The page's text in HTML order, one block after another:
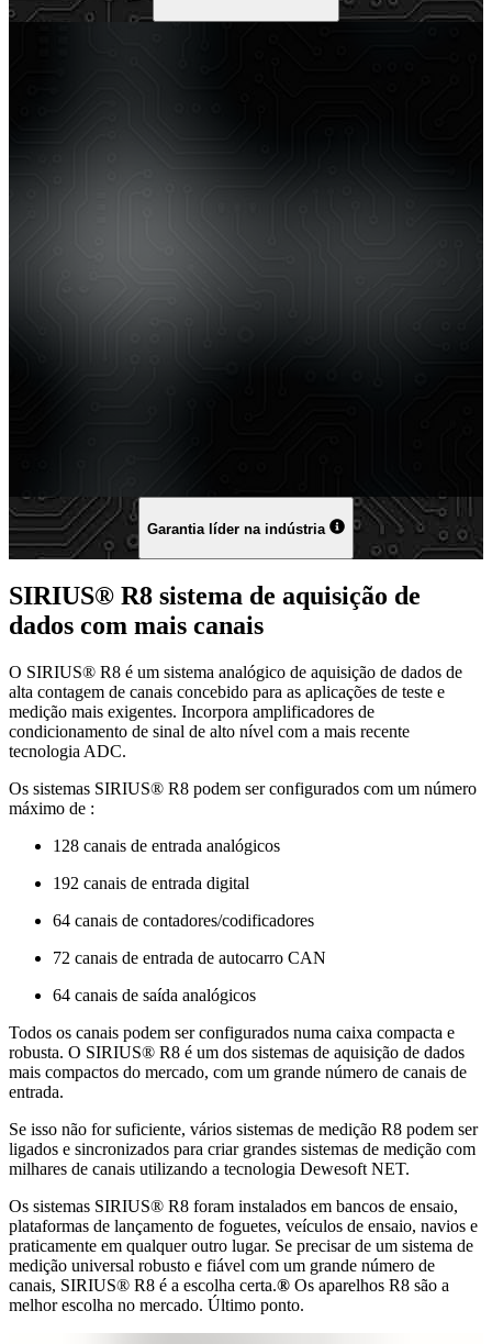
Garantia líder na indústria
SIRIUS® R8 sistema de aquisição de
dados com mais canais
O SIRIUS® R8 é um sistema analógico de aquisição de dados de
alta contagem de canais concebido para as aplicações de teste e
medição mais exigentes. Incorpora amplificadores de
condicionamento de sinal de alto nível com a mais recente
tecnologia ADC.
Os sistemas SIRIUS® R8 podem ser configurados com um número
máximo de :
128 canais de entrada analógicos
192 canais de entrada digital
64 canais de contadores/codificadores
72 canais de entrada de autocarro CAN
64 canais de saída analógicos
Todos os canais podem ser configurados numa caixa compacta e
robusta. O SIRIUS® R8 é um dos sistemas de aquisição de dados
mais compactos do mercado, com um grande número de canais de
entrada.
Se isso não for suficiente, vários sistemas de medição R8 podem ser
ligados e sincronizados para criar grandes sistemas de medição com
milhares de canais utilizando a tecnologia Dewesoft NET.
Os sistemas SIRIUS® R8 foram instalados em bancos de ensaio,
plataformas de lançamento de foguetes, veículos de ensaio, navios e
praticamente em qualquer outro lugar. Se precisar de um sistema de
medição universal robusto e fiável com um grande número de
canais, SIRIUS® R8 é a escolha certa.® Os aparelhos R8 são a
melhor escolha no mercado. Último ponto.